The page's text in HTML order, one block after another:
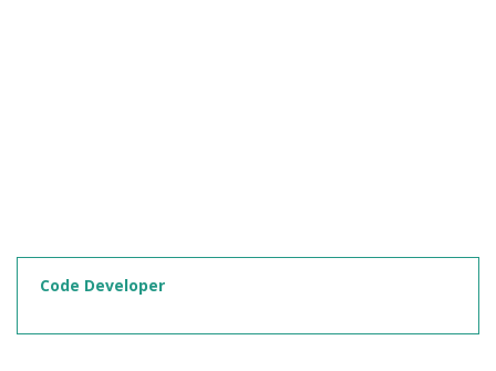
Code Developer